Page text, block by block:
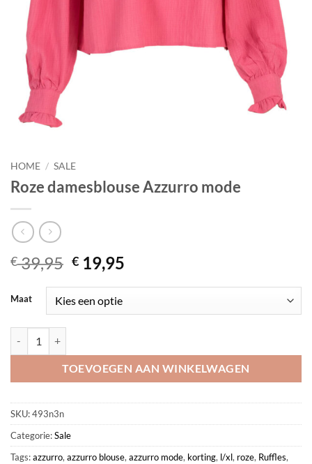
HOME / SALE
Roze damesblouse Azzurro mode
€39,95 Oorspronkelijke
prijs
was:
€ 39,95.
€ 19,95
€ 19,95.
Maat
TOEVOEGEN AAN WINKELWAGEN
SKU:493n3n
Categorie:Sale
Tags:azzurro, azzurro blouse, azzurro mode, korting, l/xl, roze, Ruffles,